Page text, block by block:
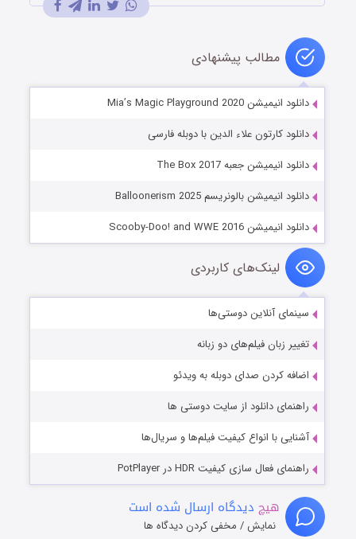
مطالب پیشنهادی
دانلود انیمیشن Mia’s Magic Playground 2020
دانلود کارتون علاء الدین با دوبله فارسی
دانلود انیمیشن جعبه The Box 2017
دانلود انیمیشن بالونریسم Balloonerism 2025
دانلود انیمیشن Scooby-Doo! and WWE 2016
لینک‌های کاربردی
سینمای آنلاین دوستی‌ها
تغییر زبان فیلم‌های دو زبانه
اضافه کردن صدای دوبله به ویدئو
راهنمای دانلود از سایت دوستی ها
آشنایی با انواع کیفیت فیلم‌ها و سریال‌ها
راهنمای فعال سازی کیفیت HDR در PotPlayer
هیچ دیدگاه ارسال شده است
نمایش / مخفی کردن دیدگاه ها